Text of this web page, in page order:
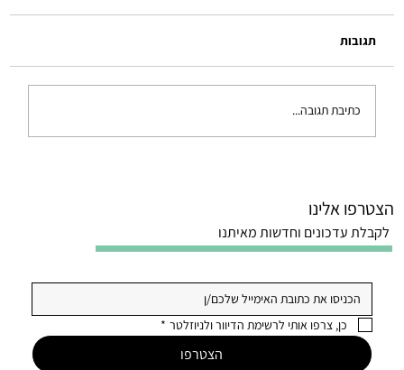
הצטרפו אלינו
לקבלת עדכונים וחדשות מאיתנו
כן, צרפו אותי לרשימת הדיוור ולניוזלטר *
הצטרפו
תגובות
כתיבת תגובה...